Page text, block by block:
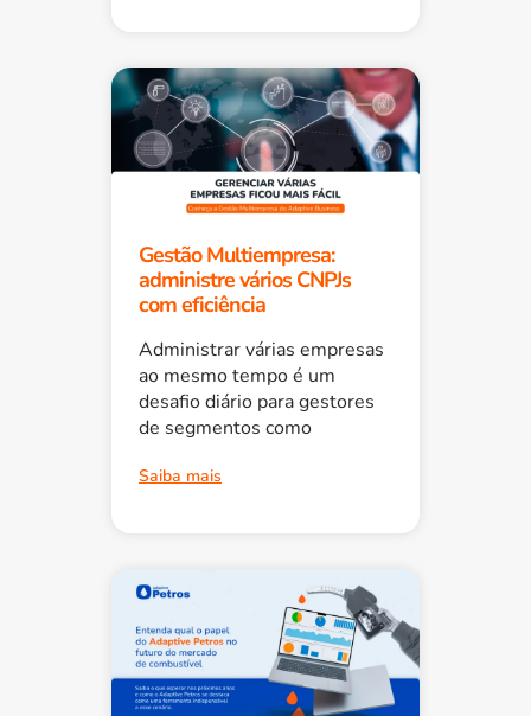
Gestão Multiempresa:
administre vários CNPJs
com eficiência
Administrar várias empresas
ao mesmo tempo é um
desafio diário para gestores
de segmentos como
Saiba mais